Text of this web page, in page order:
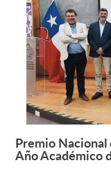
Premio Nacional
Año Académico